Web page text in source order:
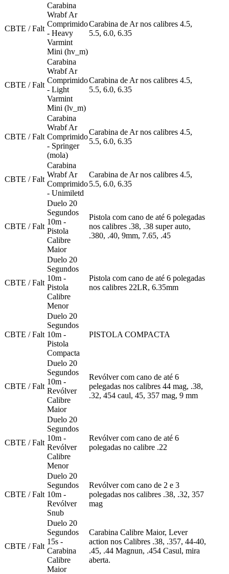
CBTE / Falt
Carabina
Wrabf Ar
Comprimido
- Heavy
Varmint
Mini (hv_m)
Carabina de Ar nos calibres 4.5,
5.5, 6.0, 6.35
CBTE / Falt
Carabina
Wrabf Ar
Comprimido
- Light
Varmint
Mini (lv_m)
Carabina de Ar nos calibres 4.5,
5.5, 6.0, 6.35
CBTE / Falt
Carabina
Wrabf Ar
Comprimido
- Springer
(mola)
Carabina de Ar nos calibres 4.5,
5.5, 6.0, 6.35
CBTE / Falt
Carabina
Wrabf Ar
Comprimido
- Unimiletd
Carabina de Ar nos calibres 4.5,
5.5, 6.0, 6.35
CBTE / Falt
Duelo 20
Segundos
10m -
Pistola
Calibre
Maior
Pistola com cano de até 6 polegadas
nos calibres .38, .38 super auto,
.380, .40, 9mm, 7.65, .45
CBTE / Falt
Duelo 20
Segundos
10m -
Pistola
Calibre
Menor
Pistola com cano de até 6 polegadas
nos calibres 22LR, 6.35mm
CBTE / Falt
Duelo 20
Segundos
10m -
Pistola
Compacta
PISTOLA COMPACTA
CBTE / Falt
Duelo 20
Segundos
10m -
Revólver
Calibre
Maior
Revólver com cano de até 6
pelegadas nos calibres 44 mag, .38,
.32, 454 caul, 45, 357 mag, 9 mm
CBTE / Falt
Duelo 20
Segundos
10m -
Revólver
Calibre
Menor
Revólver com cano de até 6
polegadas no calibre .22
CBTE / Falt
Duelo 20
Segundos
10m -
Revólver
Snub
Revólver com cano de 2 e 3
polegadas nos calibres .38, .32, 357
mag
CBTE / Falt
Duelo 20
Segundos
15s -
Carabina
Calibre
Maior
Carabina Calibre Maior, Lever
action nos Calibres .38, .357, 44-40,
.45, .44 Magnun, .454 Casul, mira
aberta.